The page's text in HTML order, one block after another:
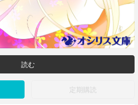
読む
定期購読